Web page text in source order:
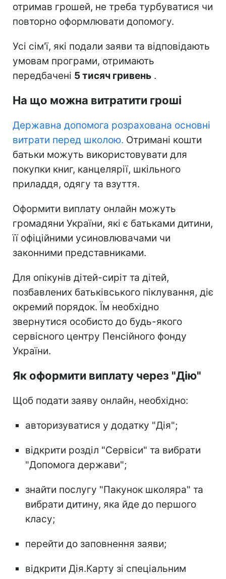
отримав грошей, не треба турбуватися чи
повторно оформлювати допомогу.
Усі сім'ї, які подали заяви та відповідають
умовам програми, отримають
передбачені 5 тисяч гривень .
На що можна витратити гроші
Державна допомога розрахована основні
витрати перед школою. Отримані кошти
батьки можуть використовувати для
покупки книг, канцелярії, шкільного
приладдя, одягу та взуття.
Оформити виплату онлайн можуть
громадяни України, які є батьками дитини,
її офіційними усиновлювачами чи
законними представниками.
Для опікунів дітей-сиріт та дітей,
позбавлених батьківського піклування, діє
окремий порядок. Їм необхідно
звернутися особисто до будь-якого
сервісного центру Пенсійного фонду
України.
Як оформити виплату через "Дію"
Щоб подати заяву онлайн, необхідно:
авторизуватися у додатку "Дія";
відкрити розділ "Сервіси" та вибрати
"Допомога держави";
знайти послугу "Пакунок школяра" та
вибрати дитину, яка йде до першого
класу;
перейти до заповнення заяви;
відкрити Дія.Карту зі спеціальним